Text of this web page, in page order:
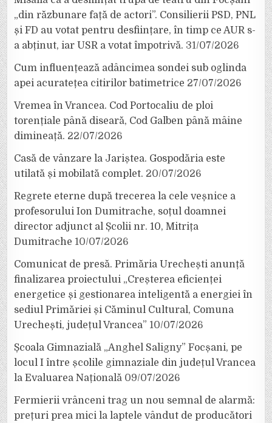
„din răzbunare față de actori”. Consilierii PSD, PNL
și FD au votat pentru desființare, în timp ce AUR s-
a abținut, iar USR a votat împotrivă. 31/07/2026
Cum influențează adâncimea sondei sub oglinda
apei acuratețea citirilor batimetrice 27/07/2026
Vremea în Vrancea. Cod Portocaliu de ploi
torențiale până diseară, Cod Galben până mâine
dimineață. 22/07/2026
Casă de vânzare la Jariștea. Gospodăria este
utilată și mobilată complet. 20/07/2026
Regrete eterne după trecerea la cele veșnice a
profesorului Ion Dumitrache, soțul doamnei
director adjunct al Școlii nr. 10, Mitrița
Dumitrache 10/07/2026
Comunicat de presă. Primăria Urechești anunță
finalizarea proiectului „Creșterea eficienței
energetice și gestionarea inteligentă a energiei în
sediul Primăriei și Căminul Cultural, Comuna
Urechești, județul Vrancea” 10/07/2026
Școala Gimnazială „Anghel Saligny” Focșani, pe
locul I între școlile gimnaziale din județul Vrancea
la Evaluarea Națională 09/07/2026
Fermierii vrânceni trag un nou semnal de alarmă:
prețuri prea mici la laptele vândut de producători